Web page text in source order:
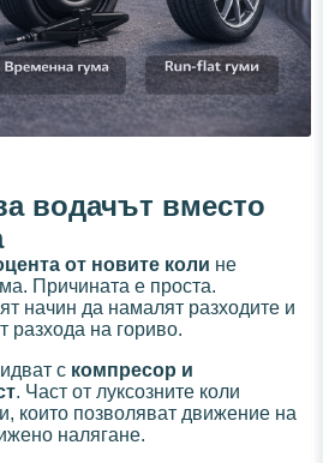
водачът вместо
от новите коли не
Причината е проста.
начин да намалят разходите и
разхода на гориво.
с компресор и
. Част от луксозните коли
които позволяват движение на
налягане.